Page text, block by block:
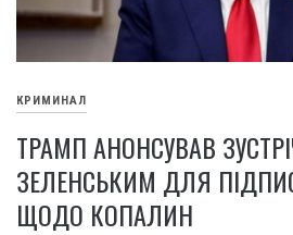
КРИМИНАЛ
ТРАМП АНОНСУВАВ
ЗЕЛЕНСЬКИМ ДЛЯ
ЩОДО КОПАЛИН